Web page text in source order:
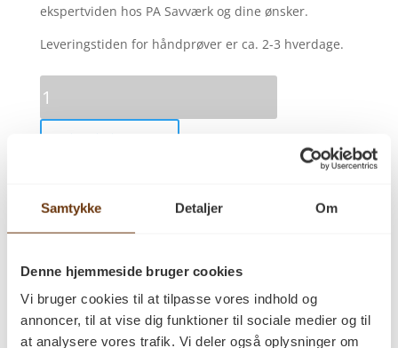
Samtykke Detaljer Om
Denne hjemmeside bruger cookies
Vi bruger cookies til at tilpasse vores indhold og
annoncer, til at vise dig funktioner til sociale medier og til
at analysere vores trafik. Vi deler også oplysninger om
ekspertviden hos PA Savværk og dine ønsker.
Leveringstiden for håndprøver er ca. 2-3 hverdage.
Douglas
Natur
Kategori:Håndprøve Douglas Natur
Beskrivelse
Anmeldelser (0)